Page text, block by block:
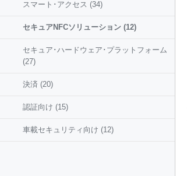
スマート･アクセス (34)
セキュアNFCソリューション (12)
セキュア･ハードウェア･プラットフォーム
(27)
決済 (20)
認証向け (15)
車載セキュリティ向け (12)